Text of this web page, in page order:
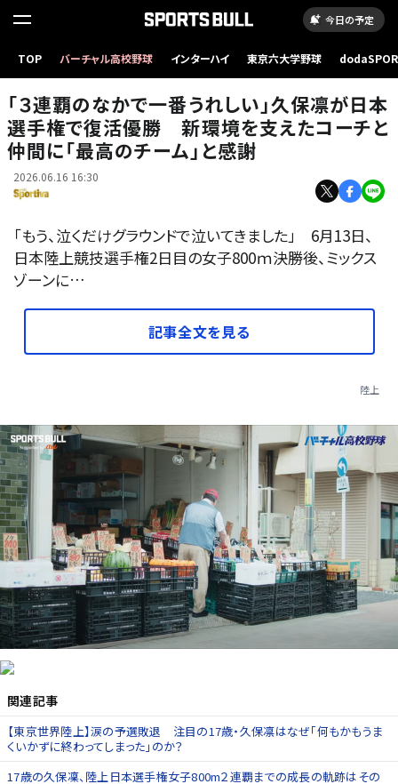
今日の予定
TOP バーチャル高校野球 インターハイ 東京六大学野球
「３連覇のなかで一番うれしい」久保凛が日本
選手権で復活優勝 新環境を支えたコーチと
仲間に「最高のチーム」と感謝
2026.06.16 16:30
「もう、泣くだけグラウンドで泣いてきました」 6月13日、
日本陸上競技選手権2日目の女子800ｍ決勝後、ミックス
ゾーンに…
記事全文を見る
陸上
関連記事
【東京世界陸上】涙の予選敗退 注目の17歳・久保凛はなぜ「何もかもうま
くいかずに終わってしまった」のか？
17歳の久保凜、陸上日本選手権女子800m２連覇までの成長の軌跡はその